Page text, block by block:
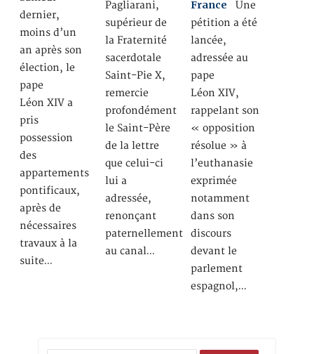
dernier,
moins d’un
an après son
élection, le
pape
Léon XIV a
pris
possession
des
appartements
pontificaux,
après de
nécessaires
travaux à la
suite…
Pagliarani,
supérieur de
la Fraternité
sacerdotale
Saint-Pie X,
remercie
profondément
le Saint-Père
de la lettre
que celui-ci
lui a
adressée,
renonçant
paternellement
au canal…
France Une
pétition a été
lancée,
adressée au
pape
Léon XIV,
rappelant son
« opposition
résolue » à
l’euthanasie
exprimée
notamment
dans son
discours
devant le
parlement
espagnol,…